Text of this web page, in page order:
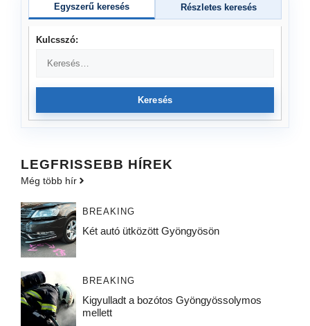
Egyszerű keresés Részletes keresés
Kulcsszó:
Keresés
LEGFRISSEBB HÍREK
Még több hír
BREAKING
Két autó ütközött Gyöngyösön
BREAKING
Kigyulladt a bozótos Gyöngyössolymos
mellett